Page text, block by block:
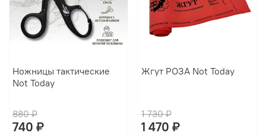
Ножницы тактические
Not Today
880 ₽
740 ₽
Жгут РОЗА Not Today
1 730 ₽
1 470 ₽